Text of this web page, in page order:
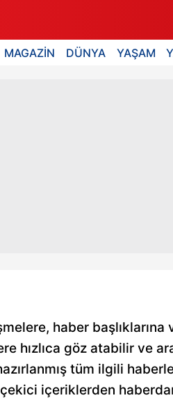
MAGAZİN DÜNYA YAŞAM
haber
hızlıca göz atabilir ve
tüm ilgili
içeriklerden